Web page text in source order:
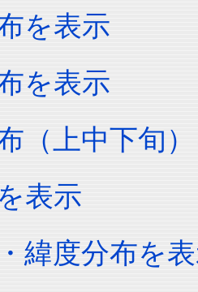
を表示
を表示
（上中下旬
表示
緯度分布を